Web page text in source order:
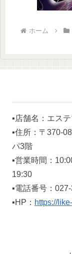
ホーム
▪️店舗名：エス
▪️住所：〒370-
パ3階
▪️営業時間：
19:30
▪️電話番号：
▪️HP： https://